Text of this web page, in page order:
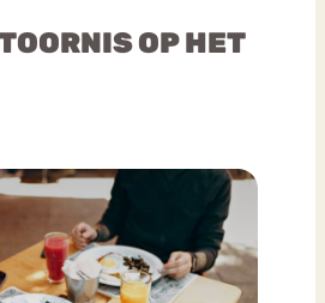
OP HET